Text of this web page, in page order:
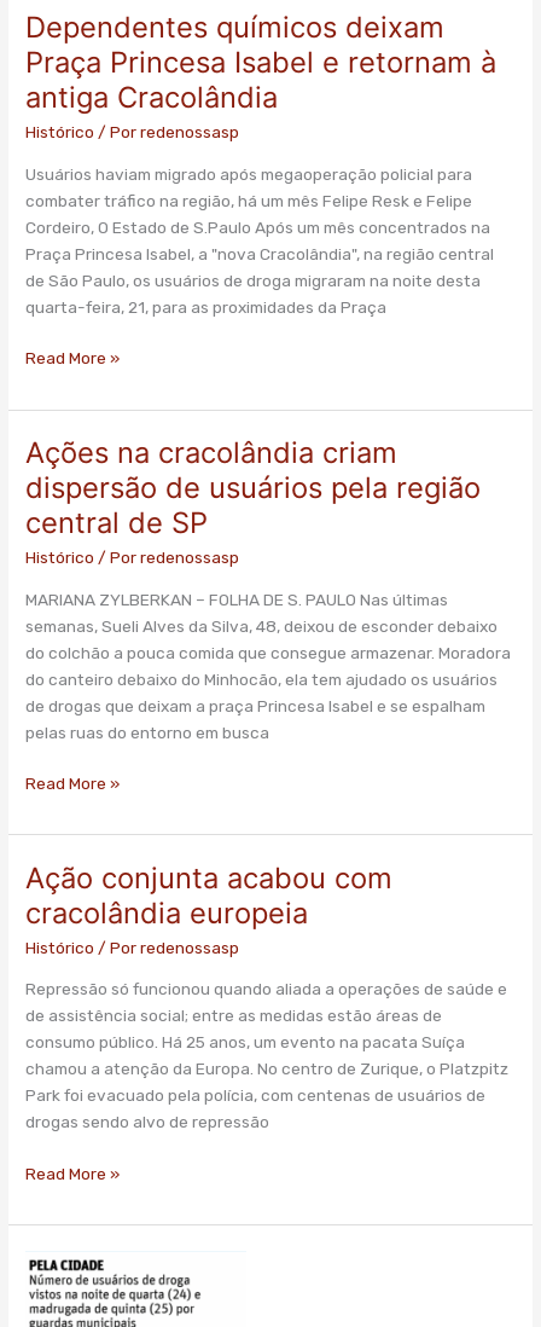
Dependentes químicos deixam
Praça Princesa Isabel e retornam à
antiga Cracolândia
Histórico / Porredenossasp
Usuários haviam migrado após megaoperação policial para
combater tráfico na região, há um mês Felipe Resk e Felipe
Cordeiro, O Estado de S.Paulo Após um mês concentrados na
Praça Princesa Isabel, a "nova Cracolândia", na região central
de São Paulo, os usuários de droga migraram na noite desta
quarta-feira, 21, para as proximidades da Praça
Read More »
Ações na cracolândia criam
dispersão de usuários pela região
central de SP
Histórico / Porredenossasp
MARIANA ZYLBERKAN – FOLHA DE S. PAULO Nas últimas
semanas, Sueli Alves da Silva, 48, deixou de esconder debaixo
do colchão a pouca comida que consegue armazenar. Moradora
do canteiro debaixo do Minhocão, ela tem ajudado os usuários
de drogas que deixam a praça Princesa Isabel e se espalham
pelas ruas do entorno em busca
Ações
na
cracolândia
criam
dispersão
usuários
pela
região
central
de
SP
Read More »
Ação conjunta acabou com
cracolândia europeia
Histórico / Porredenossasp
Repressão só funcionou quando aliada a operações de saúde e
de assistência social; entre as medidas estão áreas de
consumo público. Há 25 anos, um evento na pacata Suíça
chamou a atenção da Europa. No centro de Zurique, o Platzpitz
Park foi evacuado pela polícia, com centenas de usuários de
drogas sendo alvo de repressão
Ação
conjunta
acabou
com
Read More »
Antiga
cracolândia
agora